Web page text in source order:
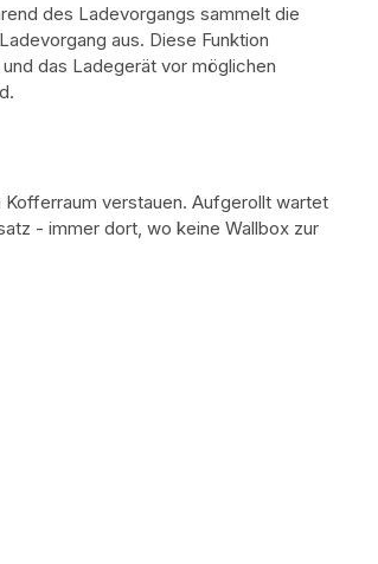
des Ladevorgangs sammelt die
aus. Diese Funktion
das Ladegerät vor möglichen
verstauen. Aufgerollt wartet
- immer dort, wo keine Wallbox zur